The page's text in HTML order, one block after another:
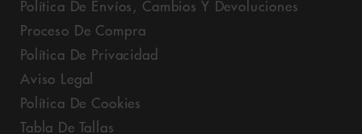
Política De Envíos, Cambios Y Devoluciones
Proceso De Compra
Política De Privacidad
Aviso Legal
Política De Cookies
Tabla De Tallas